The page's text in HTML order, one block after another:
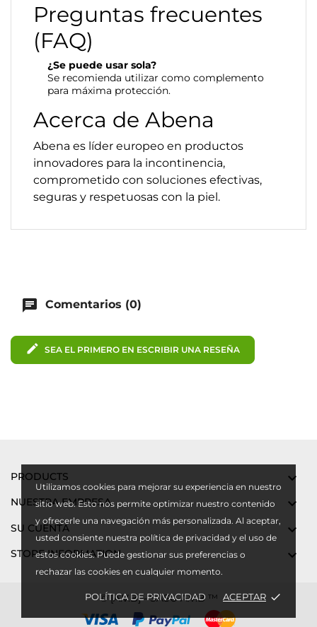
Utilizamos cookies para mejorar su experiencia en nuestro
sitio web. Esto nos permite optimizar nuestro contenido
y ofrecerle una navegación más personalizada. Al aceptar,
usted consiente nuestra política de privacidad y el uso de
estos cookies. Puede gestionar sus preferencias o
rechazar las cookies en cualquier momento.
POLÍTICA DE PRIVACIDAD ACEPTAR done
Preguntas frecuentes
(FAQ)
¿Se puede usar sola?
Se recomienda utilizar como complemento
para máxima protección.
Acerca de Abena
Abena es líder europeo en productos
innovadores para la incontinencia,
comprometido con soluciones efectivas,
seguras y respetuosas con la piel.
chat Comentarios (0)
edit SEA EL PRIMERO EN ESCRIBIR UNA RESEÑA
PRODUCTS 
NUESTRA EMPRESA 
SU CUENTA 
STORE INFORMATION 
© [A.V.B] - SASU A.V.B ™